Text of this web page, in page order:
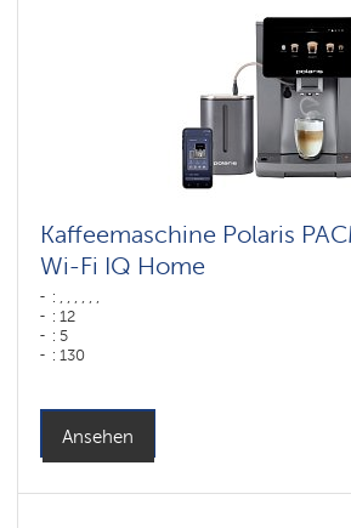
Kaffeemaschine Polaris
Wi-Fi IQ Home
: , , , , , ,
: 12
: 5
: 130
Farbe: графитовый
Wassertank: 2 l
Ansehen